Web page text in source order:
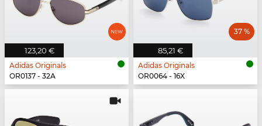
123,20 €
Adidas Originals
OR0137 - 32A
85,21 €
37 %
Adidas Originals
OR0064 - 16X